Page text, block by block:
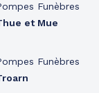
Funèbres
et Mue
Funèbres